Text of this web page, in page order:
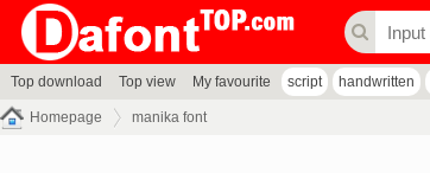
Top download Top view My favourite script handwritten
Homepage manika font